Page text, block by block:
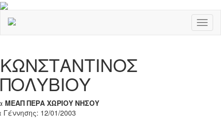
ΚΩΝΣΤΑΝΤΙΝΟΣ
ΠΟΛΥΒΙΟΥ
ΜΕΑΠ ΠΕΡΑ ΧΩΡΙΟΥ ΝΗΣΟΥ
Γέννησης: 12/01/2003